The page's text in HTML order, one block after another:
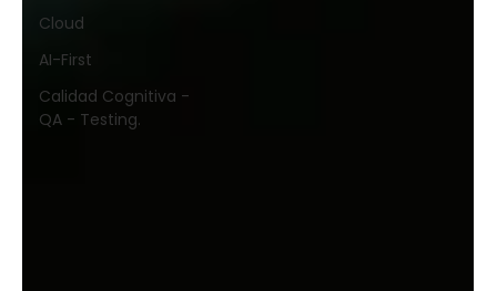
Cloud
AI-First
Calidad Cognitiva -
QA - Testing.